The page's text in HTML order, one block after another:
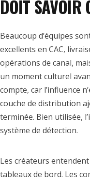
DOIT SAVOIR
Beaucoup d’équipes
excellents en CAC,
opérations de canal,
un moment culturel
compte, car l’influence
couche de distribution
terminée. Bien utilisée,
système de détection.
Les créateurs
tableaux de bord. Les